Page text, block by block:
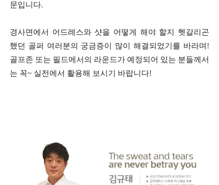
문입니다.
경사면에서 어드레스와 샷을 어떻게 해야 할지 헷갈리곤
했던 골퍼 여러분의 궁금증이 많이 해결되었기를 바라며!
골프존 또는 필드에서의 라운드가 예정되어 있는 분들께서
는 꼭~ 실전에서 활용해 보시기 바랍니다!